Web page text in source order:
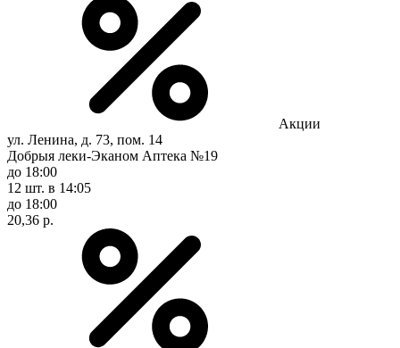
Акции
ул. Ленина, д. 73, пом. 14
Добрыя леки-Эканом Аптека №19
до 18:00
12 шт. в 14:05
до 18:00
20,36 р.